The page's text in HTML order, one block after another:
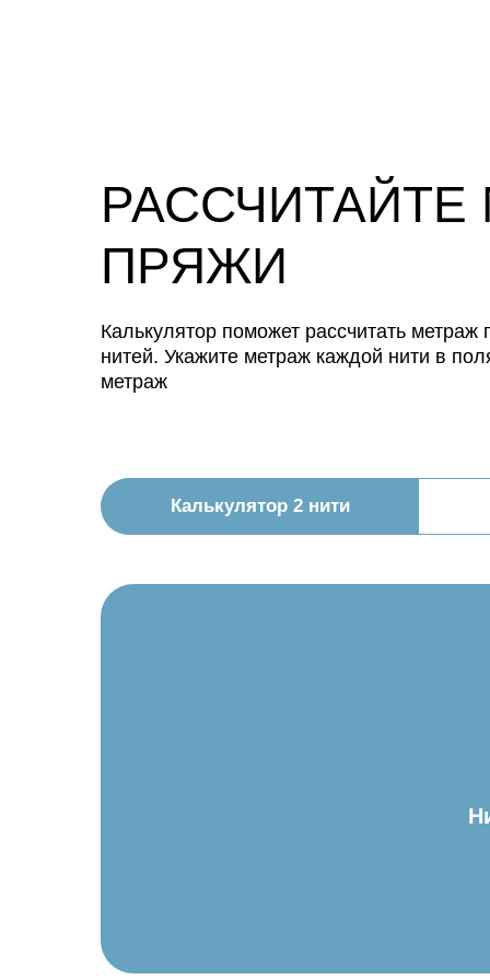
ПРЯЖИ
Калькулятор поможет рассчитать
нитей. Укажите метраж каждой нити в
метраж
Калькулятор 2 нити